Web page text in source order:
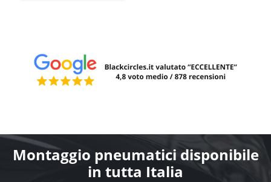
Montaggio pneumatici disponibile
in tutta Italia